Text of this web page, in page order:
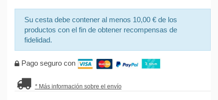
Su cesta debe contener al menos 10,00 € de los
productos con el fin de obtener recompensas de
fidelidad.
Pago seguro con
* Más información sobre el envío